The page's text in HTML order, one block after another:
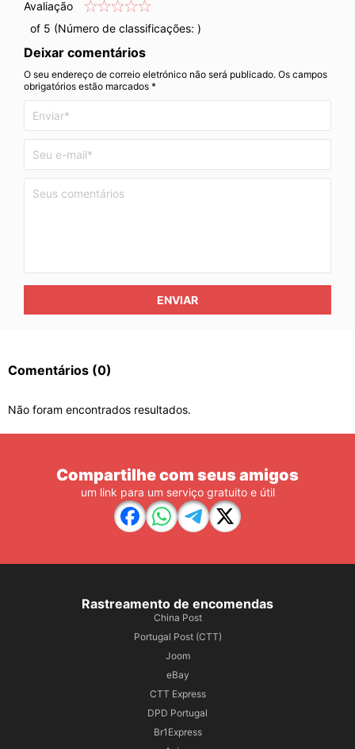
Avaliação
of 5 (Número de classificações: )
Deixar comentários
O seu endereço de correio eletrónico não será publicado. Os campos
obrigatórios estão marcados *
ENVIAR
Comentários (0)
Não foram encontrados resultados.
Compartilhe com seus amigos
um link para um serviço gratuito e útil
Rastreamento de encomendas
China Post
Portugal Post (CTT)
Joom
eBay
CTT Express
DPD Portugal
Br1Express